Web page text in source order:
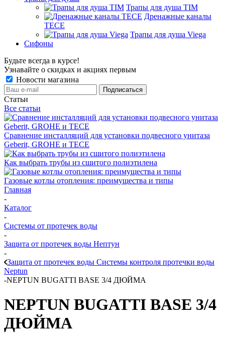
Трапы для душа TIM
Дренажные каналы
TECE
Трапы для душа Viega
Сифоны
Будьте всегда в курсе!
Узнавайте о скидках и акциях первым
Новости магазина
Статьи
Все статьи
Сравнение инсталляций для установки подвесного унитаза
Geberit, GROHE и TECE
Как выбрать трубы из сшитого полиэтилена
Газовые котлы отопления: преимущества и типы
Главная
-
Каталог
-
Системы от протечек воды
-
Защита от протечек воды Нептун
-
Защита от протечек воды Системы контроля протечки воды
Neptun
-NEPTUN BUGATTI BASE 3/4 ДЮЙМА
NEPTUN BUGATTI BASE 3/4
ДЮЙМА